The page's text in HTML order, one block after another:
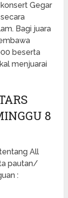
Gegar
Bagi juara
beserta
menjuarai
8
All
pautan/
: